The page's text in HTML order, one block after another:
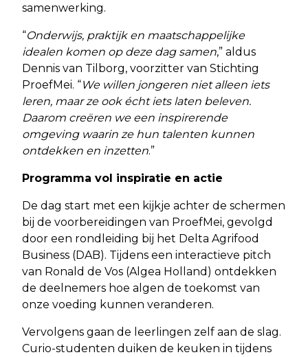
samenwerking.
“Onderwijs, praktijk en maatschappelijke
idealen komen op deze dag samen,” aldus
Dennis van Tilborg, voorzitter van Stichting
ProefMei. “We willen jongeren niet alleen iets
leren, maar ze ook écht iets laten beleven.
Daarom creëren we een inspirerende
omgeving waarin ze hun talenten kunnen
ontdekken en inzetten.”
Programma vol inspiratie en actie
De dag start met een kijkje achter de schermen
bij de voorbereidingen van ProefMei, gevolgd
door een rondleiding bij het Delta Agrifood
Business (DAB). Tijdens een interactieve pitch
van Ronald de Vos (Algea Holland) ontdekken
de deelnemers hoe algen de toekomst van
onze voeding kunnen veranderen.
Vervolgens gaan de leerlingen zelf aan de slag.
Curio-studenten duiken de keuken in tijdens